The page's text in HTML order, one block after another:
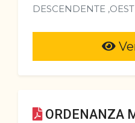
DESCENDENTE
ORDENANZA